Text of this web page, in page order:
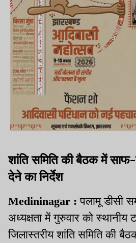
शांति समिति की बैठक में
देने का निर्देश
Medininagar :पलामू डीसी
अध्यक्षता में गुरुवार को स्थानीय
जिलास्तरीय शांति समिति की